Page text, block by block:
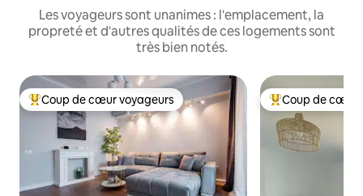
Les voyageurs sont unanimes : l'emplacement, la
propreté et d'autres qualités de ces logements sont
très bien notés.
Coup de cœur voyageurs parmi les plus aimés
Coup de cœur voyageurs Coup de cœur
Coup de cœur